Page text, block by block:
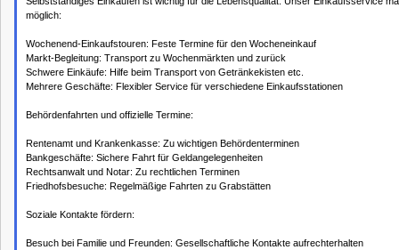
möglich:
Wochenend-Einkaufstouren: Feste Termine für den Wocheneinkauf
Markt-Begleitung: Transport zu Wochenmärkten und zurück
Schwere Einkäufe: Hilfe beim Transport von Getränkekisten etc.
Mehrere Geschäfte: Flexibler Service für verschiedene Einkaufsstationen
Behördenfahrten und offizielle Termine:
Rentenamt und Krankenkasse: Zu wichtigen Behördenterminen
Bankgeschäfte: Sichere Fahrt für Geldangelegenheiten
Rechtsanwalt und Notar: Zu rechtlichen Terminen
Friedhofsbesuche: Regelmäßige Fahrten zu Grabstätten
Soziale Kontakte fördern:
Besuch bei Familie und Freunden: Gesellschaftliche Kontakte aufrechterhalten